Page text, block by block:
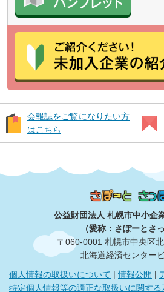
会報誌をご覧になりたい方
はこちら
公益財団法人 札幌市中小企
（愛称：さぽーとさ
〒060‐0001 札幌市中央区
北海道経済センター
個人情報の取扱いについて |情報公開 |
特定個人情報等の適正な取扱いに関する